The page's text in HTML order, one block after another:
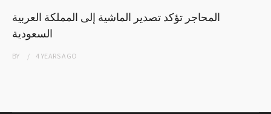
المحاجر تؤكد تصدير الماشية إلى المملكة العربية
السعودية
BY 4 YEARSAGO